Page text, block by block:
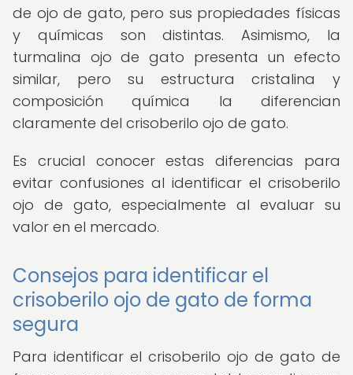
de ojo de gato, pero sus propiedades físicas
y químicas son distintas. Asimismo, la
turmalina ojo de gato presenta un efecto
similar, pero su estructura cristalina y
composición química la diferencian
claramente del crisoberilo ojo de gato.
Es crucial conocer estas diferencias para
evitar confusiones al identificar el crisoberilo
ojo de gato, especialmente al evaluar su
valor en el mercado.
Consejos para identificar el
crisoberilo ojo de gato de forma
segura
Para identificar el crisoberilo ojo de gato de